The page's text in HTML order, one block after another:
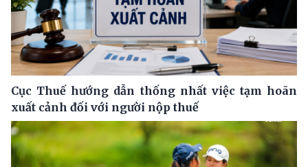
Cục Thuế hướng dẫn thống nhất việc tạm hoãn
xuất cảnh đối với người nộp thuế